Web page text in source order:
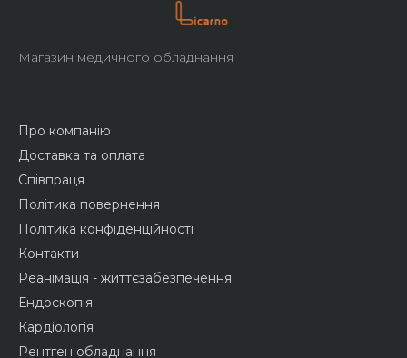
Магазин медичного обладнання
Про компанію
Доставка та оплата
Співпраця
Політика повернення
Політика конфіденційності
Контакти
Реанімація - життєзабезпечення
Ендоскопія
Кардіологія
Рентген обладнання